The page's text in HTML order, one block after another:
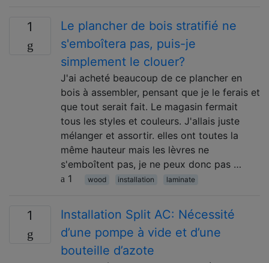
1
Le plancher de bois stratifié ne
s'emboîtera pas, puis-je
simplement le clouer?
J'ai acheté beaucoup de ce plancher en
bois à assembler, pensant que je le ferais et
que tout serait fait. Le magasin fermait
tous les styles et couleurs. J'allais juste
mélanger et assortir. elles ont toutes la
même hauteur mais les lèvres ne
s'emboîtent pas, je ne peux donc pas …
1
wood installation laminate
1
Installation Split AC: Nécessité
d’une pompe à vide et d’une
bouteille d’azote